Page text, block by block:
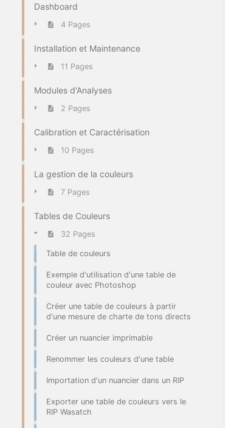
Dashboard
4 Pages
Installation et Maintenance
11 Pages
Modules d'Analyses
2 Pages
Calibration et Caractérisation
10 Pages
La gestion de la couleurs
7 Pages
Tables de Couleurs
32 Pages
Table de couleurs
Exemple d'utilisation d'une table de
couleur avec Photoshop
Créer une table de couleurs à partir
d'une mesure de charte de tons directs
Créer un nuancier imprimable
Renommer les couleurs d'une table
Importation d'un nuancier dans un RIP
Exporter une table de couleurs vers le
RIP Wasatch